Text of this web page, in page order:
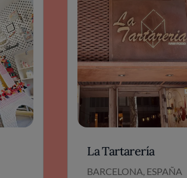
La Tartarería
BARCELONA, ESPAÑA